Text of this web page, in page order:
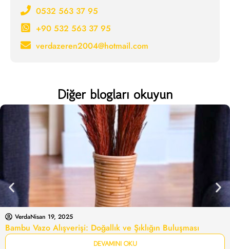
0532 563 37 95
+90 532 563 37 95
verdazeren2004@hotmail.com
Diğer blogları okuyun
VerdaNisan 19, 2025
Bambu Vazo Alışverişi: Doğallık ve Şıklığın Buluşması
DEVAMINI OKU